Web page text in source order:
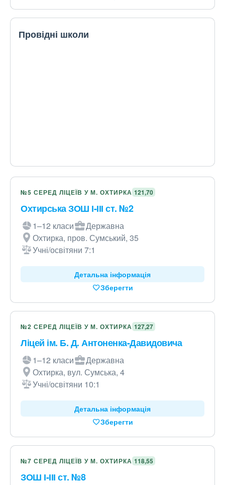
Провідні школи
№5 СЕРЕД ЛІЦЕЇВ У М. ОХТИРКА 121,70
Охтирська ЗОШ І-ІІІ ст. №2
1–12 класи
Державна
Охтирка, пров. Сумський, 35
Учні/освітяни 7:1
Детальна інформація
Зберегти
№2 СЕРЕД ЛІЦЕЇВ У М. ОХТИРКА 127,27
Ліцей ім. Б. Д. Антоненка-Давидовича
1–12 класи
Державна
Охтирка, вул. Сумська, 4
Учні/освітяни 10:1
Детальна інформація
Зберегти
№7 СЕРЕД ЛІЦЕЇВ У М. ОХТИРКА 118,55
ЗОШ І-ІІІ ст. №8